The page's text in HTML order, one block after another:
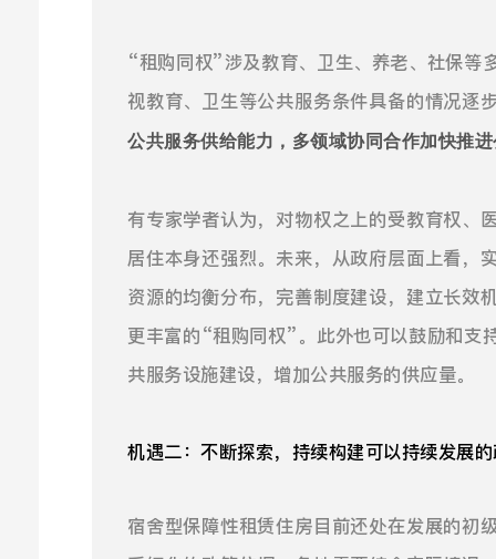
“租购同权”涉及教育、卫生、养老、社保等
视教育、卫生等公共服务条件具备的情况逐
公共服务供给能力，多领域协同合作加快推
有专家学者认为，对物权之上的受教育权、
居住本身还强烈。未来，从政府层面上看，
资源的均衡分布，完善制度建设，建立长效
更丰富的“租购同权”。此外也可以鼓励和支
共服务设施建设，增加公共服务的供应量。
机遇二：不断探索，持续构建可以持续发展
宿舍型保障性租赁住房目前还处在发展的初